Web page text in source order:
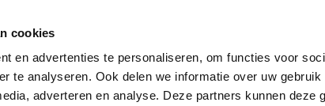
cookies
en advertenties te personaliseren, om functies voor
te analyseren. Ook delen we informatie over uw
adverteren en analyse. Deze partners kunnen deze